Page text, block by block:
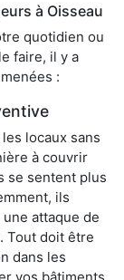
à Oisseau
quotidien ou
faire, il y a
:
locaux sans
à couvrir
se sentent plus
ils
attaque de
Tout doit être
dans les
vos bâtiments